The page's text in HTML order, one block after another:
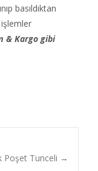
basıldıktan
& Kargo gibi
Poşet Tunceli →